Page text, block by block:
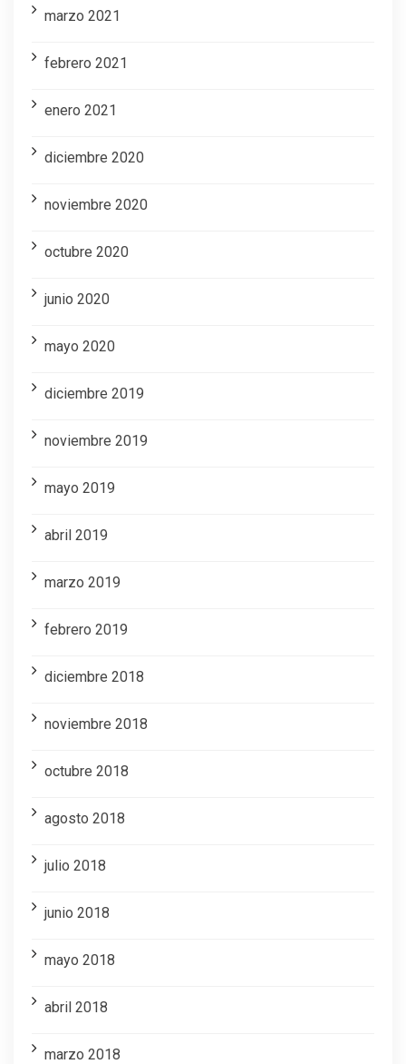
marzo 2021
febrero 2021
enero 2021
diciembre 2020
noviembre 2020
octubre 2020
junio 2020
mayo 2020
diciembre 2019
noviembre 2019
mayo 2019
abril 2019
marzo 2019
febrero 2019
diciembre 2018
noviembre 2018
octubre 2018
agosto 2018
julio 2018
junio 2018
mayo 2018
abril 2018
marzo 2018